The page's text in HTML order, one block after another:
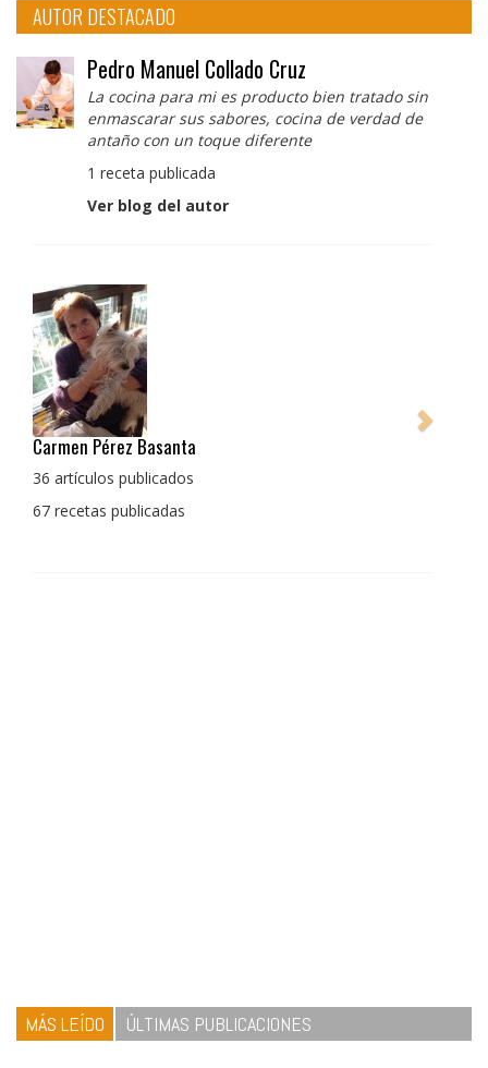
AUTOR DESTACADO
Pedro Manuel Collado Cruz
La cocina para mi es producto bien tratado sin
enmascarar sus sabores, cocina de verdad de
antaño con un toque diferente
1 receta publicada
Ver blog del autor
Pedro Manuel Collado Cruz
La cocina para mi es producto bien tratado sin
con un toque diferente